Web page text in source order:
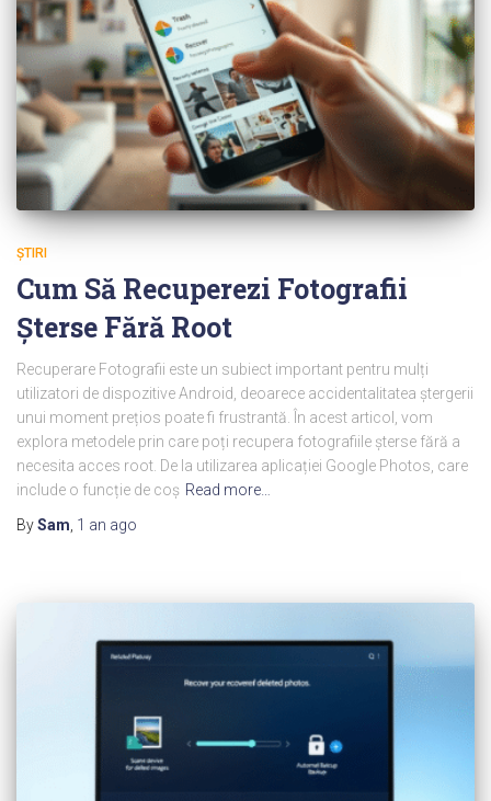
ŞTIRI
Cum Să Recuperezi Fotografii
Șterse Fără Root
Recuperare Fotografii este un subiect important pentru mulți
utilizatori de dispozitive Android, deoarece accidentalitatea ștergerii
unui moment prețios poate fi frustrantă. În acest articol, vom
explora metodele prin care poți recupera fotografiile șterse fără a
necesita acces root. De la utilizarea aplicației Google Photos, care
include o funcție de coș Read more…
BySam 1 an ago